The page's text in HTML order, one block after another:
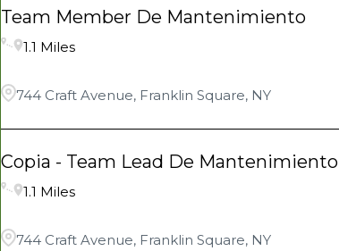
Team Member De Mantenimiento
1.1 Miles
744 Craft Avenue, Franklin Square, NY
Copia - Team Lead De Mantenimiento
1.1 Miles
744 Craft Avenue, Franklin Square, NY